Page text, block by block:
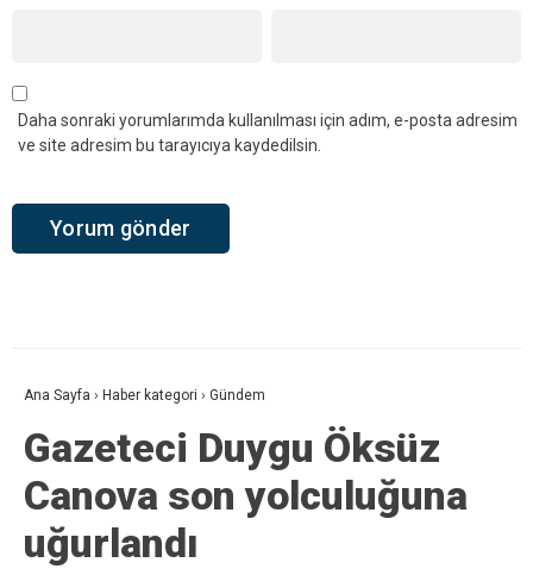
Daha sonraki yorumlarımda kullanılması için adım, e-posta adresim
ve site adresim bu tarayıcıya kaydedilsin.
Ana Sayfa › Haber kategori › Gündem
Gazeteci Duygu Öksüz
Canova son yolculuğuna
uğurlandı